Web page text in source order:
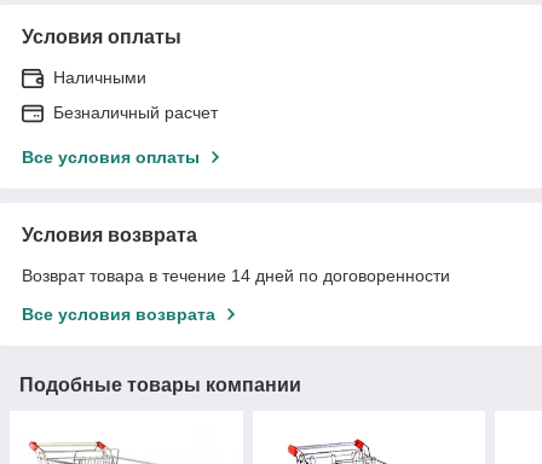
Условия оплаты
Наличными
Безналичный расчет
Все условия оплаты
Условия возврата
Возврат товара в течение 14 дней по договоренности
Все условия возврата
Подобные товары компании